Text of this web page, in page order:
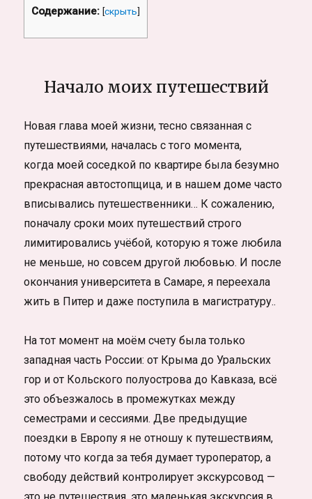
Содержание: [скрыть]
Начало моих путешествий
Новая глава моей жизни, тесно связанная с
путешествиями, началась с того момента,
когда моей соседкой по квартире была безумно
прекрасная автостопщица, и в нашем доме часто
вписывались путешественники… К сожалению,
поначалу сроки моих путешествий строго
лимитировались учёбой, которую я тоже любила
не меньше, но совсем другой любовью. И после
окончания университета в Самаре, я переехала
жить в Питер и даже поступила в магистратуру..
На тот момент на моём счету была только
западная часть России: от Крыма до Уральских
гор и от Кольского полуострова до Кавказа, всё
это объезжалось в промежутках между
семестрами и сессиями. Две предыдущие
поездки в Европу я не отношу к путешествиям,
потому что когда за тебя думает туроператор, а
свободу действий контролирует экскурсовод —